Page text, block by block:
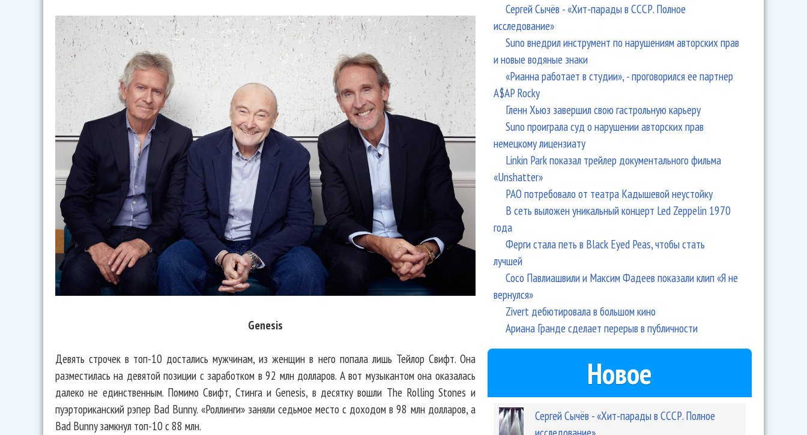
Genesis
Девять строчек в топ-10 достались мужчинам, из женщин в него попала лишь Тейлор Свифт. Она
разместилась на девятой позиции с заработком в 92 млн долларов. А вот музыкантом она оказалась
далеко не единственным. Помимо Свифт, Стинга и Genesis, в десятку вошли The Rolling Stones и
пуэрториканский рэпер Bad Bunny. «Роллинги» заняли седьмое место с доходом в 98 млн долларов, а
Bad Bunny замкнул топ-10 с 88 млн.
Сергей Сычёв - «Хит-парады в СССР. Полное
исследование»
Suno внедрил инструмент по нарушениям авторских прав
и новые водяные знаки
«Рианна работает в студии», - проговорился ее партнер
A$AP Rocky
Гленн Хьюз завершил свою гастрольную карьеру
Suno проиграла суд о нарушении авторских прав
немецкому лицензиату
Linkin Park показал трейлер документального фильма
«Unshatter»
РАО потребовало от театра Кадышевой неустойку
В сеть выложен уникальный концерт Led Zeppelin 1970
года
Ферги стала петь в Black Eyed Peas, чтобы стать
лучшей
Сосо Павлиашвили и Максим Фадеев показали клип «Я не
вернулся»
Zivert дебютировала в большом кино
Ариана Гранде сделает перерыв в публичности
Новое
Сергей Сычёв - «Хит-парады в СССР. Полное